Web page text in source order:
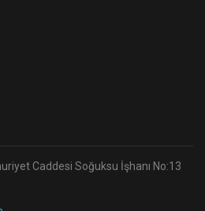
Caddesi Soğuksu İşhanı No:13